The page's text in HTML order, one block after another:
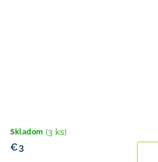
Skladom (3 ks)
€3